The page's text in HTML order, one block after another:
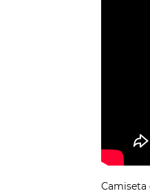
Camiseta